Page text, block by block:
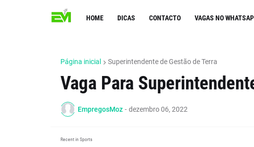
HOME DICAS CONTACTO VAGAS NO
Página inicial Superintendente de Gestão de Terra
Vaga Para
EmpregosMoz - dezembro 06, 2022
Recent in Sports